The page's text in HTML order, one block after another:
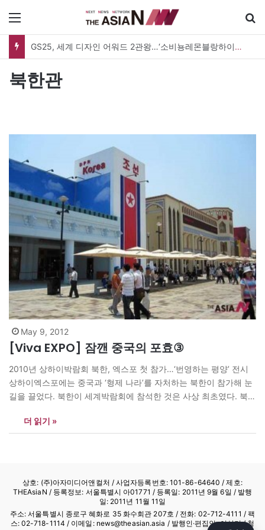
GS25, 세계 디자인 어워드 2관왕…‘소비뇽레몬블랑하이볼’ 디자인 경쟁력 인정
북한관
May 9, 2012
[Viva EXPO] 잠깬 중국의 포효③
2010년 상하이박람회 북한, 엑스포 첫 참가…‘번영하는 평양’ 전시
상하이엑스포에는 중국과 ‘형제 나라’를 자처하는 북한이 참가해 눈
길을 끌었다. 북한이 세계박람회에 참석한 것은 사상 최초였다. 북한
를 주축으로 대표단을 파견하여 상하이 엑스포 조직위원회와 협의
를 벌였다. 북한은 중국 정부의 적극적인 협력 아래 ‘번영하는 평
더 읽기 »
상호: (주)아자미디어앤컬처 /사업자등록번호: 101-86-64640 / 제호:
THEAsiaN / 등록정보: 서울특별시 아01771 / 등록일: 2011년 9월 6일 / 발행
일: 2011년 11월 11일
주소: 서울특별시 종로구 혜화로 35 화수회관 207호 / 전화: 02-712-4111 / 팩
스: 02-718-1114 / 이메일: news@theasian.asia / 발행인·편집인: 이상기 / 청